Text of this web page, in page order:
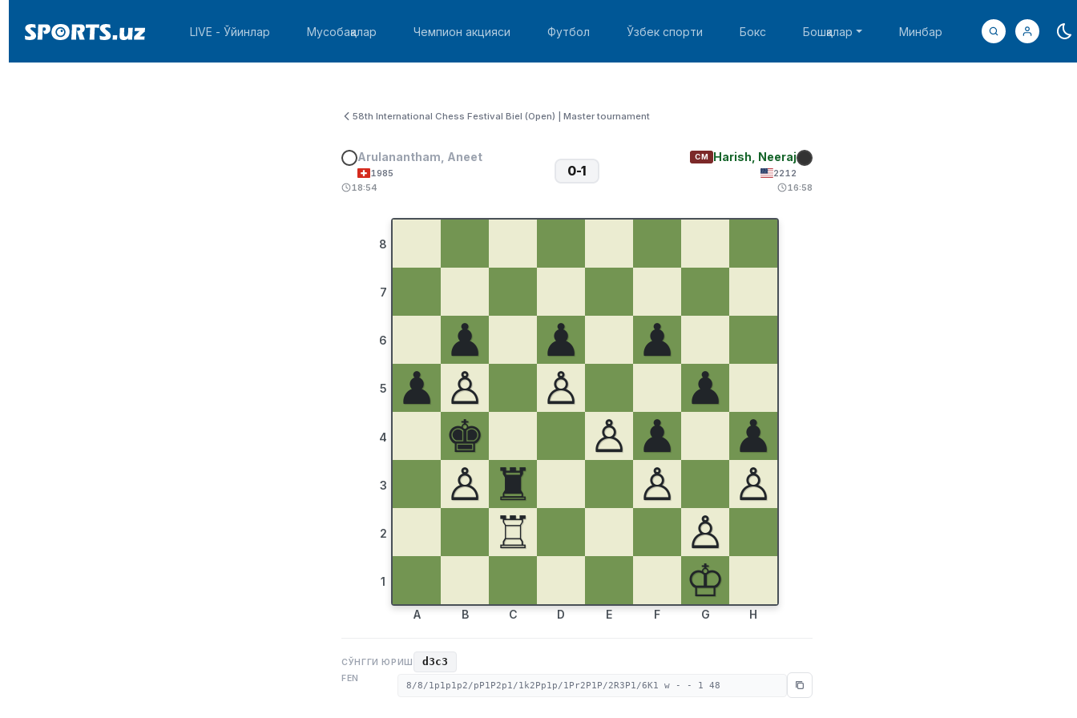
LIVE - Ўйинлар Мусобақалар Чемпион акцияси Футбол Ўзбек спорти Бокс Бошқалар Минбар
58th International Chess Festival Biel (Open) | Master tournament
Arulanantham, Aneet
1985
18:54
0-1
CM Harish, Neeraj
2212
16:58
8
7
6
5
4
3
2
1
♟ ♟
♟
♟ ♙ ♙
♟
♚
♙ ♟
♟
♙ ♜ ♙
♙
♖
♙
♔
A B C D E F G H
СЎНГГИ ЮРИШ d3c3
FEN
8/8/1p1p1p2/pP1P2p1/1k2Pp1p/1Pr2P1P/2R3P1/6K1 w - - 1 48